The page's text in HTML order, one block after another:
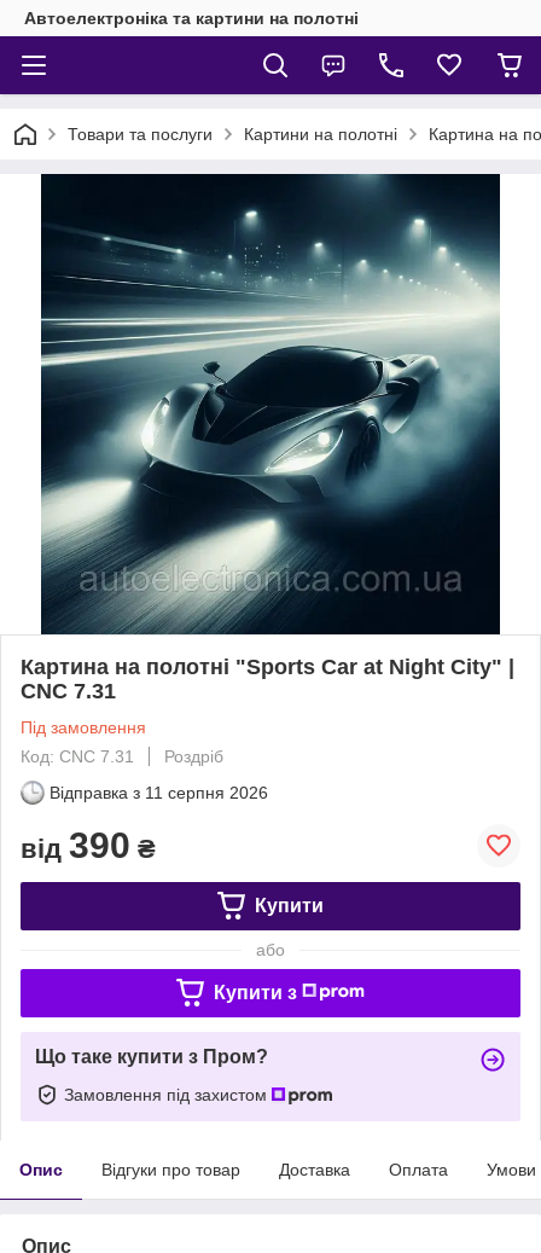
Автоелектроніка та картини на полотні
Товари та послуги Картини на полотні Картина на
Картина на полотні "Sports Car at Night City" |
CNC 7.31
Під замовлення
Код: CNC 7.31
Роздріб
Відправка з 11 серпня 2026
від 390 ₴
Купити
або
Купити з
Що таке купити з Пром?
Замовлення під захистом
Опис Відгуки про товар Доставка Оплата Умови
Опис